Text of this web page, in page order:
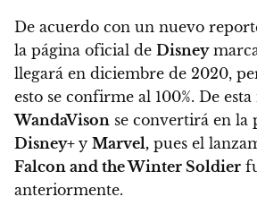
De acuerdo con un nuevo
la página oficial de Disney
llegará en diciembre de 2020,
esto se confirme al 100%. De
WandaVison se convertirá en la
Disney+ y Marvel, pues el
Falcon and the Winter Soldier
anteriormente.